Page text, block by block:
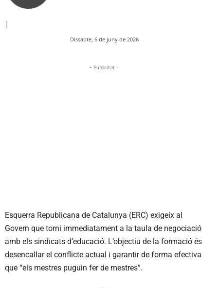
|
Dissabte, 6 de juny de 2026
- Publicitat -
Esquerra Republicana de Catalunya (ERC) exigeix al
Govern que torni immediatament a la taula de negociació
amb els sindicats d’educació. L’objectiu de la formació és
desencallar el conflicte actual i garantir de forma efectiva
que “els mestres puguin fer de mestres”.